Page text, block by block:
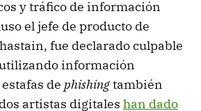
y tráfico de información
el jefe de producto de
fue declarado culpable
información
de phishingtambién
artistas digitales han dado